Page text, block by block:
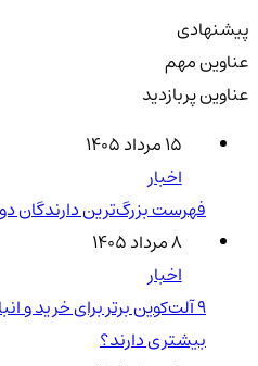
پیشنهادی
عناوین مهم
عناوین پربازدید
۱۵ مرداد ۱۴۰۵
اخبار
فهرست بزرگ‌ترین دارندگان
۸ مرداد ۱۴۰۵
اخبار
۹ آلت‌کوین برتر برای خرید و
بیشتری دارند؟